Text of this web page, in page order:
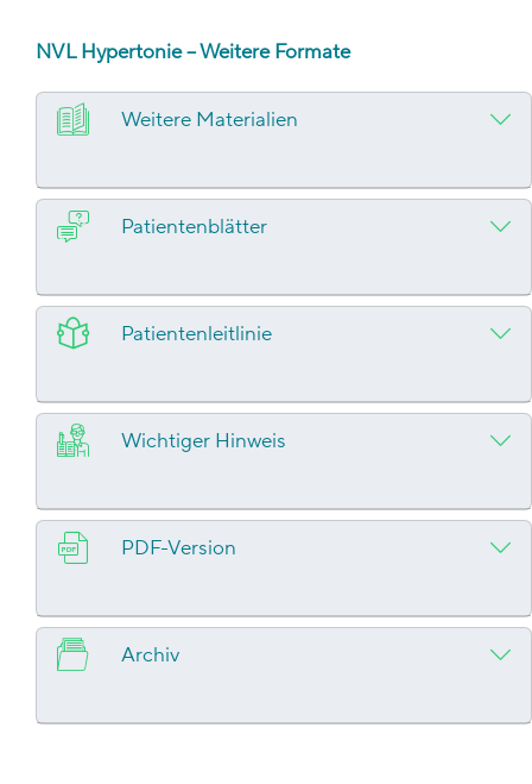
NVL Hypertonie – Weitere Formate
Weitere Materialien
Patientenblätter
Patientenleitlinie
Wichtiger Hinweis
PDF-Version
Archiv